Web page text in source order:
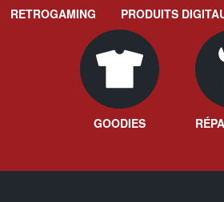
RETROGAMING PRODUITS
GOODIES